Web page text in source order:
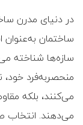
در دنیای مدرن
ساختمان به‌عنوان
سازه‌ها شناخته
منحصربه‌فرد
می‌کنند، بلکه
می‌دهند. انتخاب